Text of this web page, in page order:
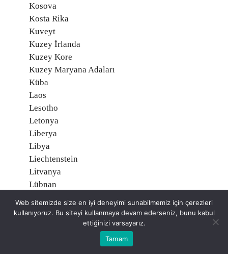
Kosova
Kosta Rika
Kuveyt
Kuzey İrlanda
Kuzey Kore
Kuzey Maryana Adaları
Küba
Laos
Lesotho
Letonya
Liberya
Libya
Liechtenstein
Litvanya
Lübnan
Macaristan
Web sitemizde size en iyi deneyimi sunabilmemiz için çerezleri
kullanıyoruz. Bu siteyi kullanmaya devam ederseniz, bunu kabul
ettiğinizi varsayarız.
Tamam